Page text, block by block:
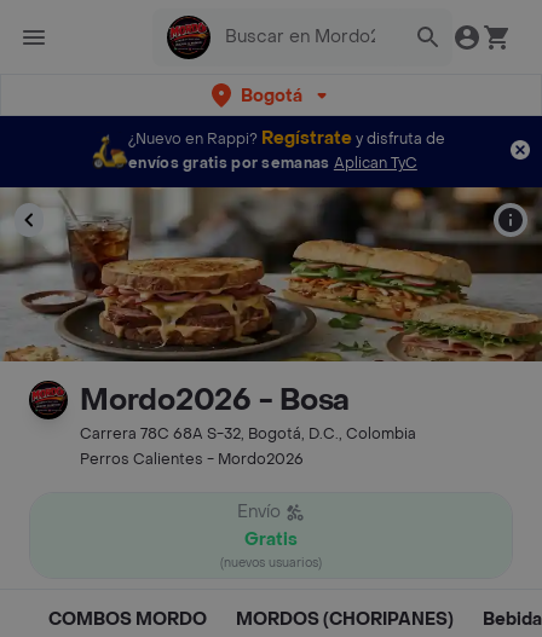
Bogotá
¿Nuevo en Rappi? Regístratey disfruta de
envíos gratis por semanas Aplican TyC
Mordo2026 - Bosa
Carrera 78C 68A S-32, Bogotá, D.C., Colombia
Perros Calientes - Mordo2026
Envío
Gratis
(nuevos usuarios)
COMBOS MORDO MORDOS (CHORIPANES)